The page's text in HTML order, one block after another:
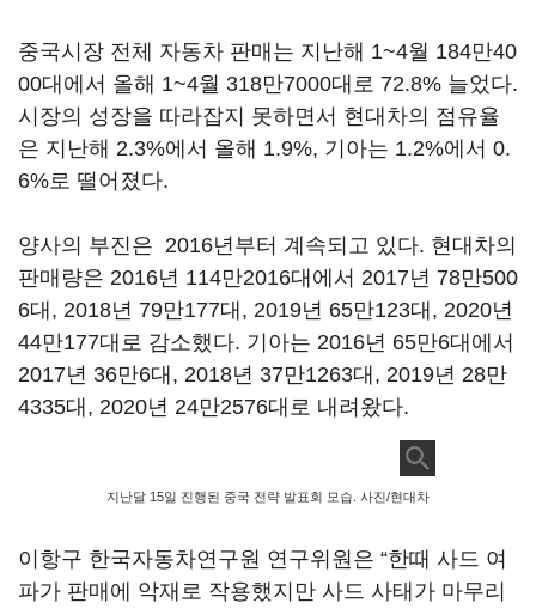
중국시장 전체 자동차 판매는 지난해 1~4월 184만40
00대에서 올해 1~4월 318만7000대로 72.8% 늘었다.
시장의 성장을 따라잡지 못하면서 현대차의 점유율
은 지난해 2.3%에서 올해 1.9%, 기아는 1.2%에서 0.
6%로 떨어졌다.
양사의 부진은 2016년부터 계속되고 있다. 현대차의
판매량은 2016년 114만2016대에서 2017년 78만500
6대, 2018년 79만177대, 2019년 65만123대, 2020년
44만177대로 감소했다. 기아는 2016년 65만6대에서
2017년 36만6대, 2018년 37만1263대, 2019년 28만
4335대, 2020년 24만2576대로 내려왔다.
지난달 15일 진행된 중국 전략 발표회 모습. 사진/현대차
이항구 한국자동차연구원 연구위원은 “한때 사드 여
파가 판매에 악재로 작용했지만 사드 사태가 마무리